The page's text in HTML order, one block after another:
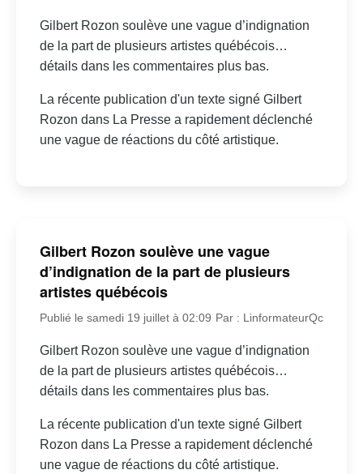
Gilbert Rozon soulève une vague d’indignation
de la part de plusieurs artistes québécois…
détails dans les commentaires plus bas.
La récente publication d'un texte signé Gilbert
Rozon dans La Presse a rapidement déclenché
une vague de réactions du côté artistique.
Gilbert Rozon soulève une vague
d’indignation de la part de plusieurs
artistes québécois
Publié le samedi 19 juillet à 02:09 Par : LinformateurQc
Gilbert Rozon soulève une vague d’indignation
de la part de plusieurs artistes québécois…
détails dans les commentaires plus bas.
La récente publication d'un texte signé Gilbert
Rozon dans La Presse a rapidement déclenché
une vague de réactions du côté artistique.